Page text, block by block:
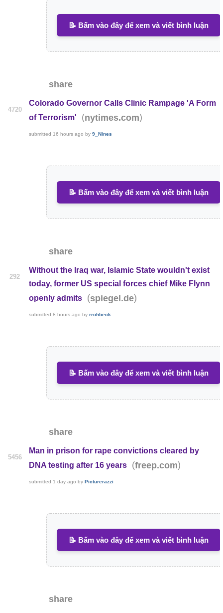
📝 Bấm vào đây để xem và viết bình luận
share
4720
Colorado Governor Calls Clinic Rampage 'A Form
of Terrorism'
(nytimes.com)
submitted 16 hours ago by9_Nines
📝 Bấm vào đây để xem và viết bình luận
share
292
Without the Iraq war, Islamic State wouldn't exist
today, former US special forces chief Mike Flynn
openly admits
(spiegel.de)
submitted8 hours ago byrrohbeck
📝 Bấm vào đây để xem và viết bình luận
share
5456
Man in prison for rape convictions cleared by
DNA testing after 16 years
(freep.com)
submitted 1 day ago byPicturerazzi
📝 Bấm vào đây để xem và viết bình luận
share